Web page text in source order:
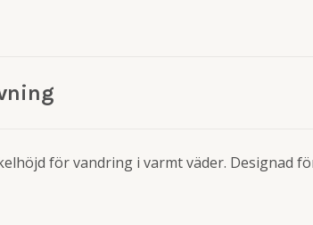
för vandring i varmt väder. Designad